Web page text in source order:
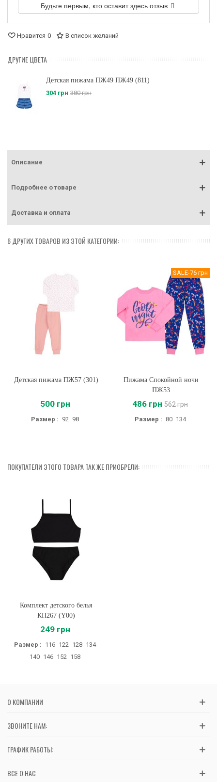
Будьте первым, кто оставит здесь отзыв
Нравится 0 В список желаний
ДРУГИЕ ЦВЕТА
Детская пижама ПЖ49 ПЖ49 (811)
304 грн 380 грн
Описание
Подробнее о товаре
Доставка и оплата
6 ДРУГИХ ТОВАРОВ ИЗ ЭТОЙ КАТЕГОРИИ:
Детская пижама ПЖ57 (301)
500 грн
Размер : 92 98
SALE-76 грн
Пижама Спокойной ночи
ПЖ53
486 грн 562 грн
Размер : 80 134
ПОКУПАТЕЛИ ЭТОГО ТОВАРА ТАК ЖЕ ПРИОБРЕЛИ:
Комплект детского белья
КП267 (Y00)
249 грн
Размер : 116 122 128 134
140 146 152 158
О КОМПАНИИ
ЗВОНИТЕ НАМ:
ГРАФИК РАБОТЫ:
ВСЕ О НАС